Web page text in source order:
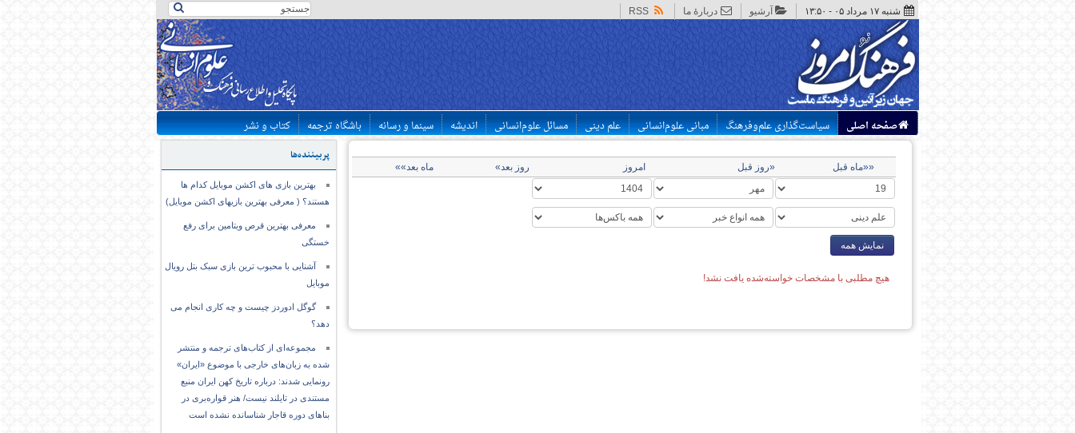
شنبه ۱۷ مرداد ۰۵ - ۱۳:۵۰ آرشیو دربارهٔ ما RSS
صفحه اصلی سیاست‌گذاری علم‌وفرهنگ مبانی علوم‌انسانی علم دینی مسائل علوم‌انسانی اندیشه سینما و رسانه باشگاه ترجمه کتاب و نشر
پربیننده‌ها
بهترین بازی های اکشن موبایل کدام ها
هستند؟ ( معرفی بهترین بازیهای اکشن موبایل)
معرفی بهترین قرص ویتامین برای رفع
خستگی
آشنایی با محبوب ترین بازی سبک بتل رویال
موبایل
گوگل ادوردز چیست و چه کاری انجام می
دهد؟
مجموعه‌ای از کتاب‌های ترجمه و منتشر
شده به زبان‌های خارجی با موضوع «ایران»
رونمایی شدند: درباره تاریخ کهن ایران منبع
مستندی در تایلند نیست/ هنر قواره‌بری در
بناهای دوره قاجار شناسانده نشده است
««ماه قبل «روز قبل امروز روز بعد» ماه بعد»»
نمایش همه
هیچ مطلبی با مشخصات خواسته‌شده یافت نشد!